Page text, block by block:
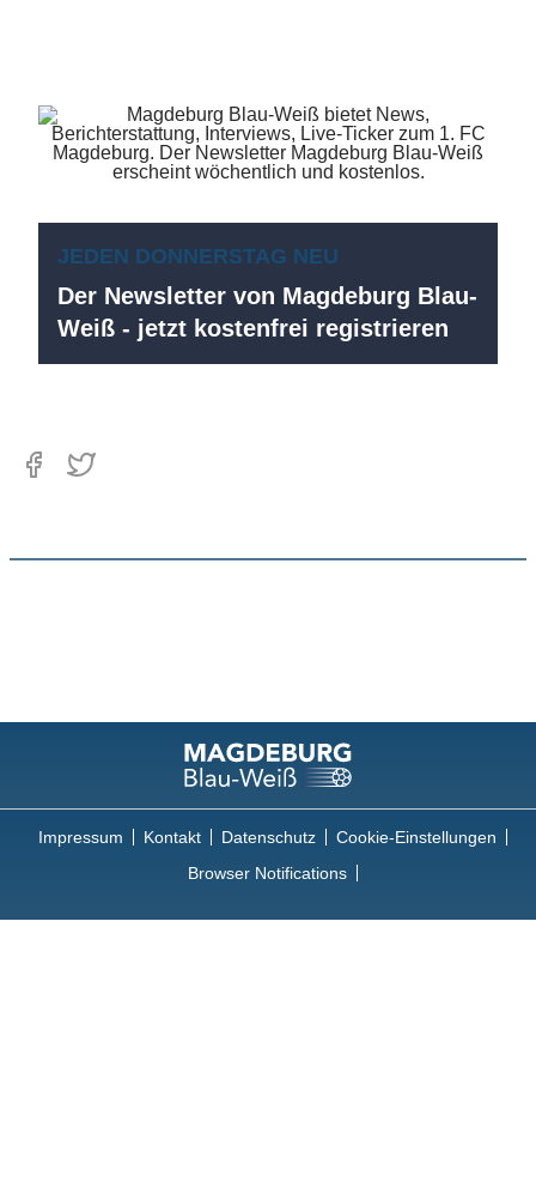
JEDEN DONNERSTAG NEU
Der Newsletter von Magdeburg Blau-
Weiß - jetzt kostenfrei registrieren
Impressum Kontakt Datenschutz
Cookie-Einstellungen
Browser Notifications